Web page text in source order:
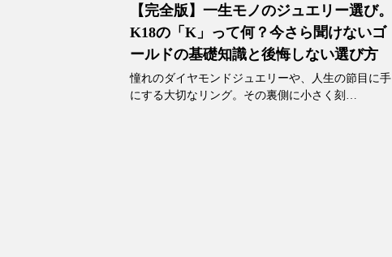
【完全版】一生モノのジュエリー選び。
K18の「K」って何？今さら聞けないゴ
ールドの基礎知識と後悔しない選び方
憧れのダイヤモンドジュエリーや、人生の節目に手
にする大切なリング。その裏側に小さく刻…